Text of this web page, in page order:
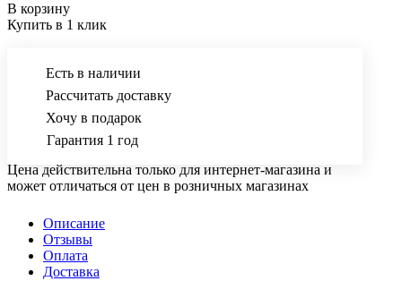
В корзину
Купить в 1 клик
Есть в наличии
Рассчитать доставку
Хочу в подарок
Гарантия 1 год
Цена действительна только для интернет-магазина и
может отличаться от цен в розничных магазинах
Описание
Отзывы
Оплата
Доставка